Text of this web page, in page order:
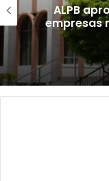
ALPB
empresas